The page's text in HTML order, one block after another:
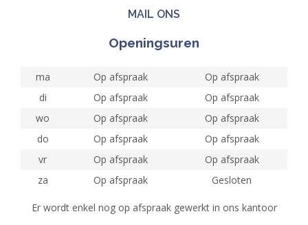
MAIL ONS
Openingsuren
ma Op afspraak
Op afspraak
di
Op afspraak
Op afspraak
wo
Op afspraak
Op afspraak
do
Op afspraak
Op afspraak
vr
Op afspraak
Op afspraak
za
Op afspraak Gesloten
Er wordt enkel nog op afspraak gewerkt in ons kantoor